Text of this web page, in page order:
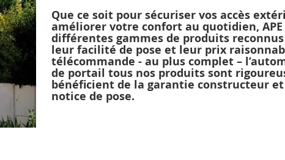
Que ce soit pour sécuriser vos accès
améliorer votre confort au quotidien,
différentes gammes de produits
leur facilité de pose et leur prix
télécommande - au plus complet –
de portail tous nos produits sont
bénéficient de la garantie constructeur
notice de pose.